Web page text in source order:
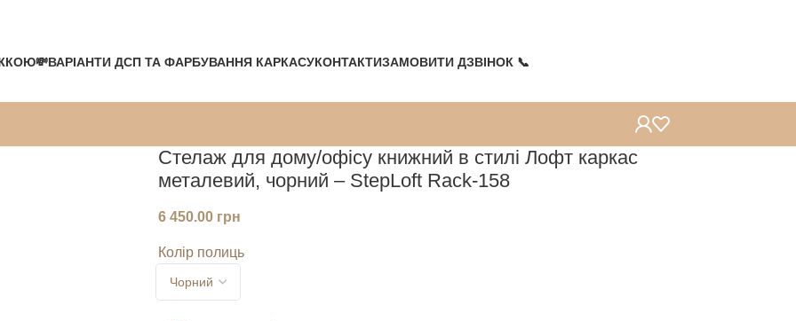
ВАРІАНТИ ДСП ТА ФАРБУВАННЯ КАРКАСУКОНТАКТИЗАМОВИТИ ДЗВІНОК 📞
Стелаж для дому/офісу книжний в стилі Лофт каркас
металевий, чорний – StepLoft Rack-158
6 450.00 грн
Колір полиць